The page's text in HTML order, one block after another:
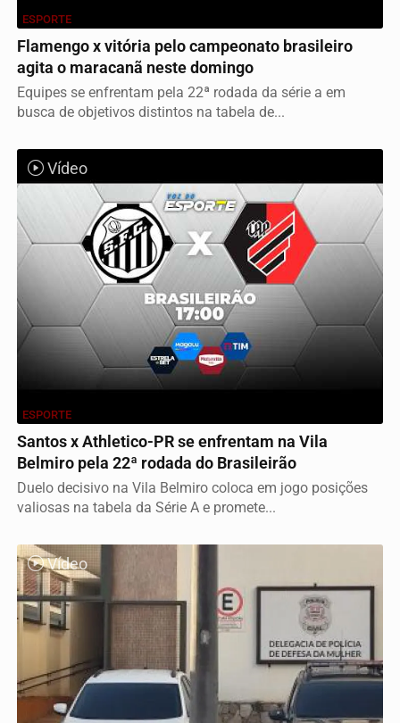
ESPORTE
Flamengo x vitória pelo campeonato brasileiro
agita o maracanã neste domingo
Equipes se enfrentam pela 22ª rodada da série a em
busca de objetivos distintos na tabela de...
Vídeo
ESPORTE
Santos x Athletico-PR se enfrentam na Vila
Belmiro pela 22ª rodada do Brasileirão
Duelo decisivo na Vila Belmiro coloca em jogo posições
valiosas na tabela da Série A e promete...
Vídeo